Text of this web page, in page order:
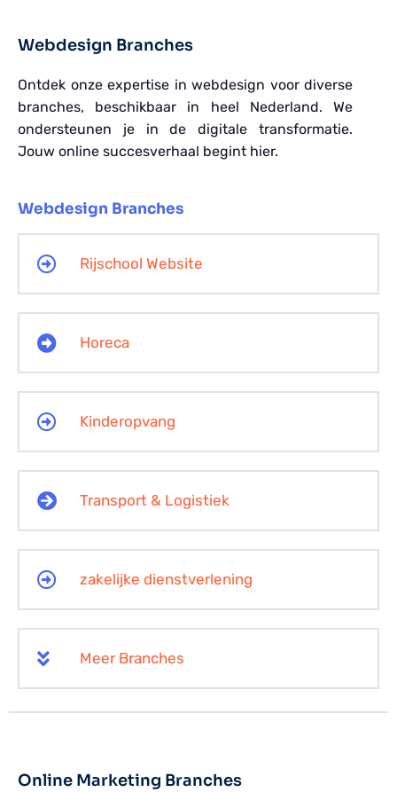
Webdesign Branches
Ontdek onze expertise in webdesign voor diverse
branches, beschikbaar in heel Nederland. We
ondersteunen je in de digitale transformatie.
Jouw online succesverhaal begint hier.
Webdesign Branches
Rijschool Website
Horeca
Kinderopvang
Transport & Logistiek
zakelijke dienstverlening
Meer Branches
Online Marketing Branches